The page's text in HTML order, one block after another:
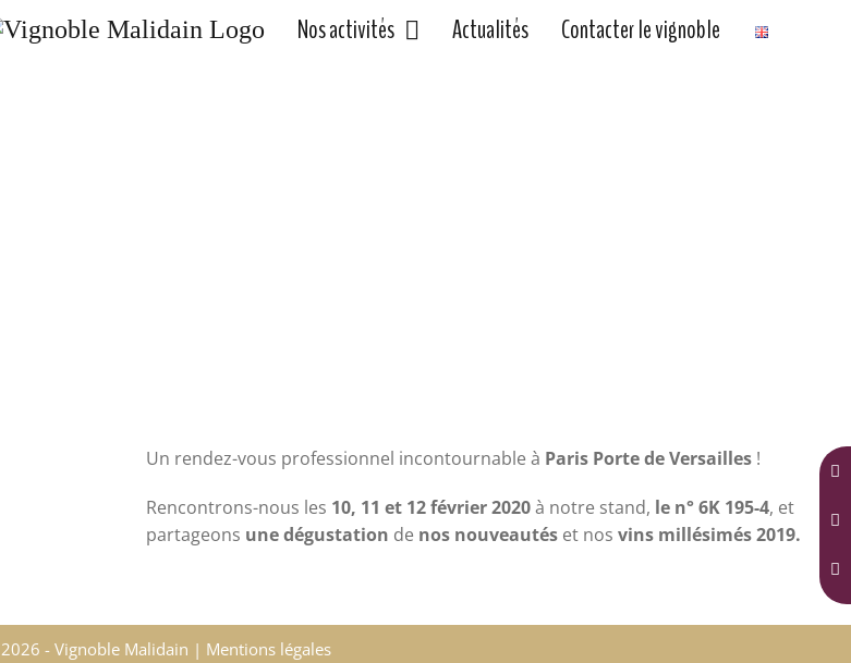
Nos activités Actualités Contacter le vignoble
Un rendez-vous professionnel incontournable à Paris Porte de Versailles !
Rencontrons-nous les 10, 11 et 12 février 2020à notre stand, le n° 6K 195-4, et
partageons une dégustation de nos nouveautés et nos vins millésimés 2019.
2026 - Vignoble Malidain | Mentions légales